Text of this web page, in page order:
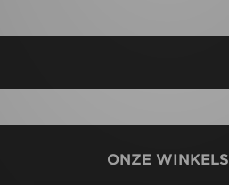
ONZE WINKELS